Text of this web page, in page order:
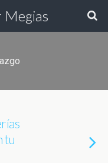
Megias
tu